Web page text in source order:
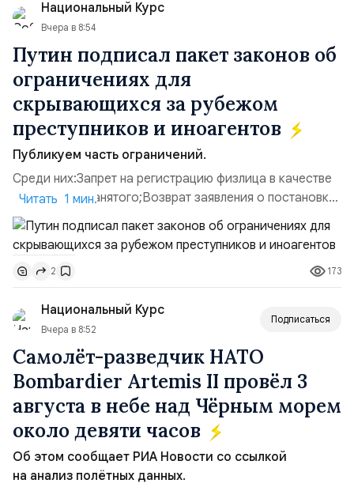
имущества ВСУ; Сортировочны...
Национальный Курс
Вчера в 8:54
Путин подписал пакет законов об
ограничениях для
скрывающихся за рубежом
преступников и иноагентов
Публикуем часть ограничений.
Среди них:Запрет на регистрацию физлица в качестве
ИП или самозанятого;Возврат заявления о постановке
недвижимости на кадастровый учет;Ограничение
водительских прав;Запрет регистрации транспортных
средств и на заключение сделок по
доверенности;Отказ в заключении кредитного
договора, предоставлении государственных и
муниципальных услуг онл...
Читать 1 мин.
2 173
Национальный Курс
Вчера в 8:52
Подписаться
Самолёт-разведчик НАТО
Bombardier Artemis II провёл 3
августа в небе над Чёрным морем
около девяти часов
Об этом сообщает РИА Новости со ссылкой
на анализ полётных данных.